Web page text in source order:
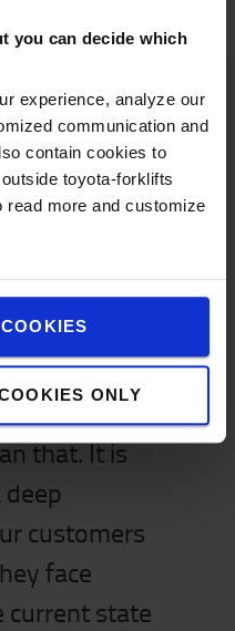
you can decide which
experience, analyze our
communication and
contain cookies to
toyota-forklifts
more and customize
ONLY
creating value
day we are
-
innovation
that. It is
customers
face
current state